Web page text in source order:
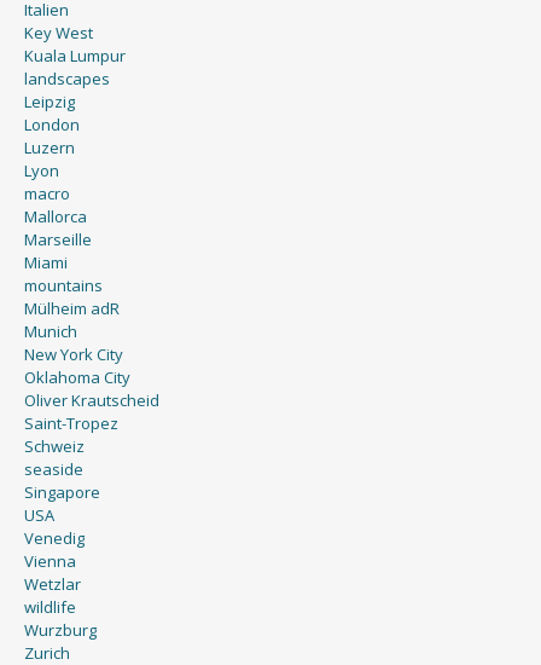
Italien
Key West
Kuala Lumpur
landscapes
Leipzig
London
Luzern
Lyon
macro
Mallorca
Marseille
Miami
mountains
Mülheim adR
Munich
New York City
Oklahoma City
Oliver Krautscheid
Saint-Tropez
Schweiz
seaside
Singapore
USA
Venedig
Vienna
Wetzlar
wildlife
Wurzburg
Zurich